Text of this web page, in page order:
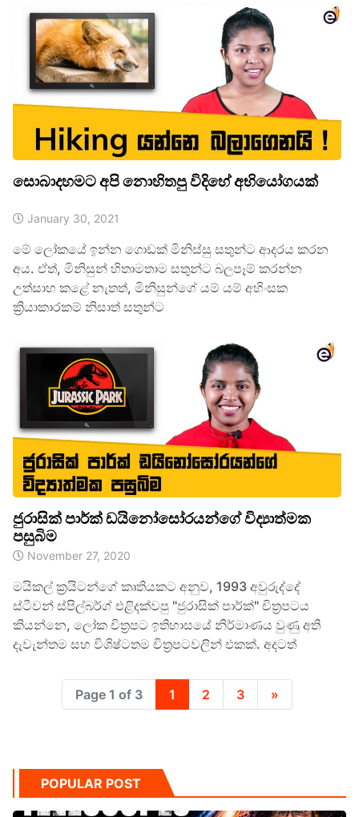
සොබාදහමට අපි නොහිතපු විදිහේ අභියෝගයක්
January 30, 2021
මේ ලෝකයේ ඉන්න ගොඩක් මිනිස්සු සතුන්ට ආදරය කරන
අය. ඒත්, මිනිසුන් හිතාමතාම සතුන්ට බලපෑම් කරන්න
උත්සාහ කළේ නැතත්, මිනිසුන්ගේ යම් යම් අහිංසක
ක්‍රියාකාරකම් නිසාත් සතුන්ට
ජුරාසික් පාර්ක් ඩයිනෝසෝරයන්ගේ විද්‍යාත්මක
පසුබිම
November 27, 2020
මයිකල් ක්‍රයිටන්ගේ කෘතියකට අනුව, 1993 අවුරුද්දේ
ස්ටීවන් ස්පිල්බර්ග් එළිදක්වපු "ජුරාසික් පාර්ක්" චිත්‍රපටය
කියන්නෙ, ලෝක චිත්‍රපට ඉතිහාසයේ නිර්මාණය වුණු අති
දැවැන්තම සහ විශිෂ්ටතම චිත්‍රපටවලින් එකක්. අදටත්
Page 1 of 3 1 2 3 »
POPULAR POST